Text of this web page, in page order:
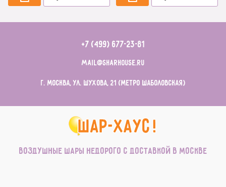
+7 (499) 677-23-81
mail@sharhouse.ru
г. Москва, ул. Шухова, 21 (метро Шаболовская)
Воздушные шары недорого с доставкой в Москве